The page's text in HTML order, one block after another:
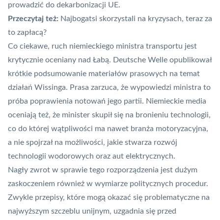
prowadzić do dekarbonizacji UE.
Przeczytaj też: Najbogatsi skorzystali na kryzysach, teraz za
to zapłacą?
Co ciekawe, ruch niemieckiego ministra transportu jest
krytycznie oceniany nad Łabą. Deutsche Welle opublikował
krótkie podsumowanie materiałów prasowych na temat
działań Wissinga. Prasa zarzuca, że wypowiedzi ministra to
próba poprawienia notowań jego partii. Niemieckie media
oceniają też, że minister skupił się na bronieniu technologii,
co do której wątpliwości ma nawet branża motoryzacyjna,
a nie spojrzał na możliwości, jakie stwarza rozwój
technologii wodorowych oraz aut elektrycznych.
Nagły zwrot w sprawie tego rozporządzenia jest dużym
zaskoczeniem również w wymiarze politycznych procedur.
Zwykle przepisy, które mogą okazać się problematyczne na
najwyższym szczeblu unijnym, uzgadnia się przed